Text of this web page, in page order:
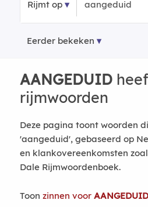
Rijmt op
Eerder bekeken
AANGEDUID
rijmwoorden
Deze pagina toont woorden
'aangeduid', gebaseerd op
en klankovereenkomsten
Dale Rijmwoordenboek.
Toon zinnen voor AANGEDUID